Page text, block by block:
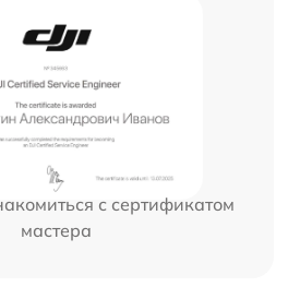
с сертификатом
мастера